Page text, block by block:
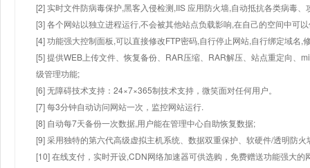
[2] 实时文件防病毒保护,黑客入侵检测,IIS 应用防火墙,自动抵抗各类病毒、
[3] 各个网站以独立进程运行,不会被其他站点负载影响,在自己的空间中可
[4] 功能强大控制面板,可以直接修改FTP密码,自行停止网站,自行绑定域名,
[5] 提供WEB上传文件、恢复备份、RAR压缩、RAR解压、站点重定向、
级管理功能;
[6] 无障碍技术支持：24×7×365制技术支持，微笑面对任何用户。
[7] 每3分钟自动访问网站一次，监控网站运行.
[8] 自动每7天备份一次数据,用户能在管理中心自助恢复数据;
[9] 采用独特的第六代高级虚拟主机系统、数据双重保护、软硬件/透明防火
[10] 在线支付，实时开设,CDN网络加速器可供选购，免费赠送功能强大